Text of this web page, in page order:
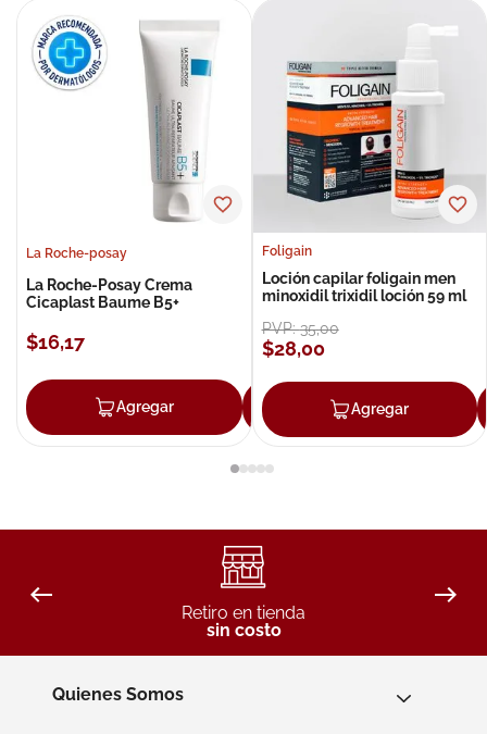
La Roche-posay
La Roche-Posay Crema
Cicaplast Baume B5+
$16,17
Agregar Agregar
Foligain
Loción capilar foligain men
minoxidil trixidil loción 59 ml
PVP:35,00
$28,00
Agregar
Retiro en tienda
sin costo
Quienes Somos